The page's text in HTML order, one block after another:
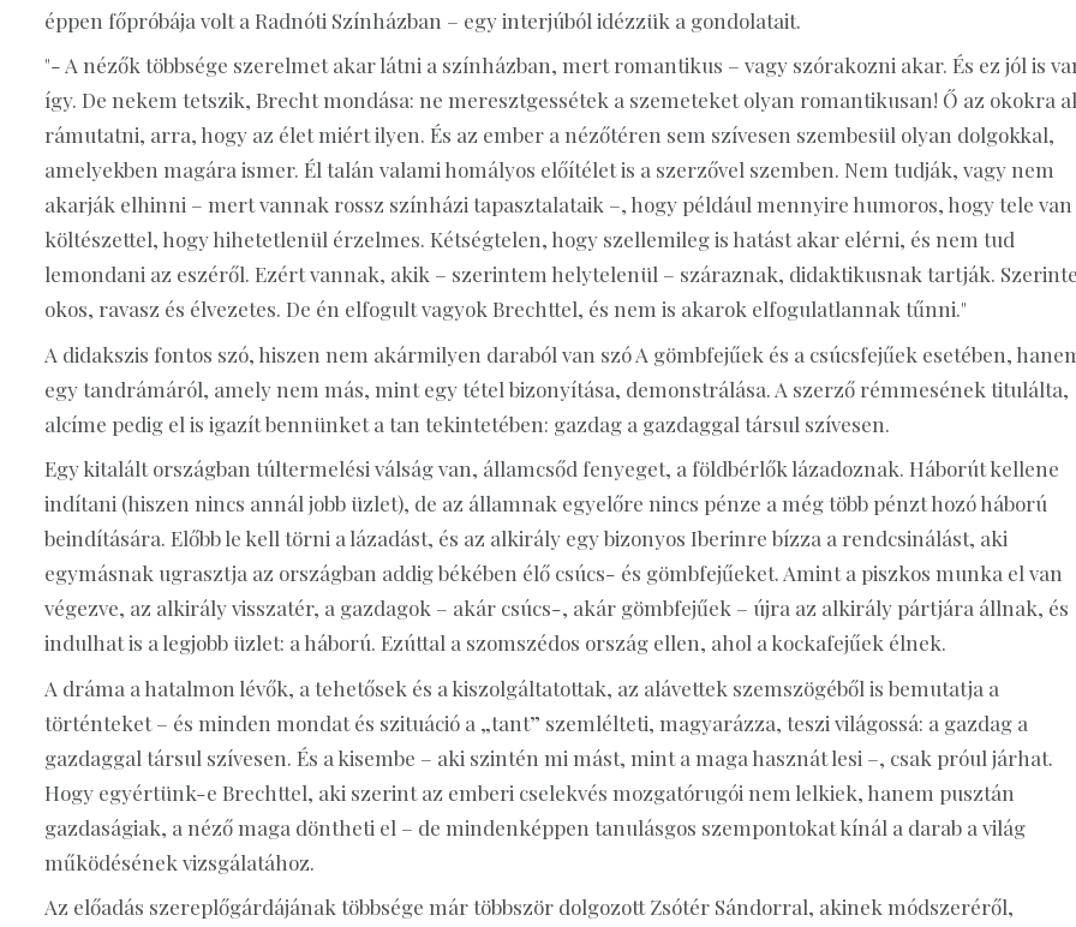
éppen főpróbája volt a Radnóti Színházban – egy interjúból idézzük a gondolatait.
"- A nézők többsége szerelmet akar látni a színházban, mert romantikus – vagy szórakozni akar. És ez jól is
így. De nekem tetszik, Brecht mondása: ne meresztgessétek a szemeteket olyan romantikusan! Ő az okokra
rámutatni, arra, hogy az élet miért ilyen. És az ember a nézőtéren sem szívesen szembesül olyan dolgokkal,
amelyekben magára ismer. Él talán valami homályos előítélet is a szerzővel szemben. Nem tudják, vagy nem
akarják elhinni – mert vannak rossz színházi tapasztalataik –, hogy például mennyire humoros, hogy tele van
költészettel, hogy hihetetlenül érzelmes. Kétségtelen, hogy szellemileg is hatást akar elérni, és nem tud
lemondani az eszéről. Ezért vannak, akik – szerintem helytelenül – száraznak, didaktikusnak tartják.
okos, ravasz és élvezetes. De én elfogult vagyok Brechttel, és nem is akarok elfogulatlannak tűnni."
A didakszis fontos szó, hiszen nem akármilyen daraból van szó A gömbfejűek és a csúcsfejűek esetében,
egy tandrámáról, amely nem más, mint egy tétel bizonyítása, demonstrálása. A szerző rémmesének titulálta,
alcíme pedig el is igazít bennünket a tan tekintetében: gazdag a gazdaggal társul szívesen.
Egy kitalált országban túltermelési válság van, államcsőd fenyeget, a földbérlők lázadoznak. Háborút kellene
indítani (hiszen nincs annál jobb üzlet), de az államnak egyelőre nincs pénze a még több pénzt hozó háború
beindítására. Előbb le kell törni a lázadást, és az alkirály egy bizonyos Iberinre bízza a rendcsinálást, aki
egymásnak ugrasztja az országban addig békében élő csúcs- és gömbfejűeket. Amint a piszkos munka el van
végezve, az alkirály visszatér, a gazdagok – akár csúcs-, akár gömbfejűek – újra az alkirály pártjára állnak, és
indulhat is a legjobb üzlet: a háború. Ezúttal a szomszédos ország ellen, ahol a kockafejűek élnek.
A dráma a hatalmon lévők, a tehetősek és a kiszolgáltatottak, az alávettek szemszögéből is bemutatja a
történteket – és minden mondat és szituáció a „tant” szemlélteti, magyarázza, teszi világossá: a gazdag a
gazdaggal társul szívesen. És a kisembe – aki szintén mi mást, mint a maga hasznát lesi –, csak próul járhat.
Hogy egyértünk-e Brechttel, aki szerint az emberi cselekvés mozgatórugói nem lelkiek, hanem pusztán
gazdaságiak, a néző maga döntheti el – de mindenképpen tanulásgos szempontokat kínál a darab a világ
működésének vizsgálatához.
Az előadás szereplőgárdájának többsége már többször dolgozott Zsótér Sándorral, akinek módszeréről,